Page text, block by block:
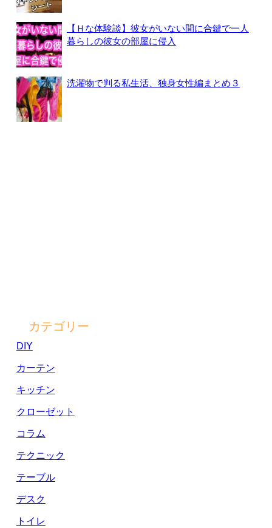
【Ｈな体験談】彼女がいない間に合鍵で一人
暮らしの彼女の部屋に侵入
洗濯物で判る私生活、独身女性編まとめ３
カテゴリー
DIY
カーテン
キッチン
クローゼット
コラム
テクニック
テーブル
デスク
トイレ